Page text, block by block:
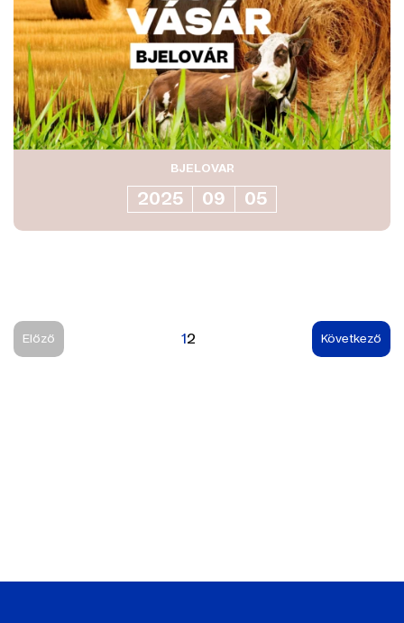
BJELOVAR
2025 09 05
Előző 12 Következő